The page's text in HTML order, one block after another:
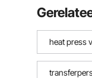
heat press